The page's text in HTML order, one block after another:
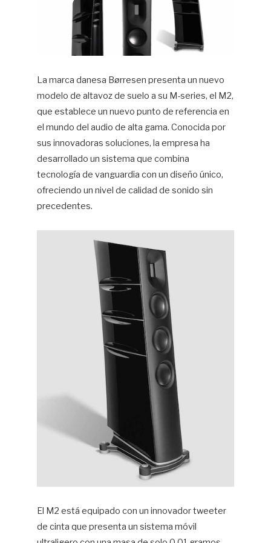
La marca danesa Børresen presenta un nuevo
modelo de altavoz de suelo a su M-series, el M2,
que establece un nuevo punto de referencia en
el mundo del audio de alta gama. Conocida por
sus innovadoras soluciones, la empresa ha
desarrollado un sistema que combina
tecnología de vanguardia con un diseño único,
ofreciendo un nivel de calidad de sonido sin
precedentes.
El M2 está equipado con un innovador tweeter
de cinta que presenta un sistema móvil